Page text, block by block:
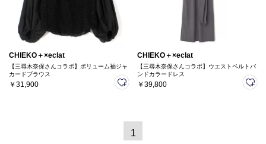
CHIEKO＋×eclat
【三尋木奈保さんコラボ】ボリューム袖ジャ
カードブラウス
￥31,900
CHIEKO＋×eclat
【三尋木奈保さんコラボ】ウエストベルトバ
ンドカラードレス
￥39,800
1